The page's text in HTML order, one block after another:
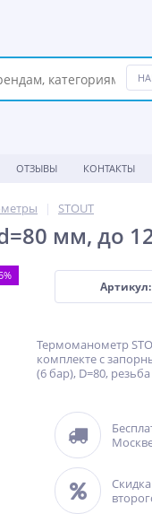
ОТЗЫВЫ КОНТАКТЫ
STOUT
мм, до
Артикул:
Термоманометр
комплекте с
(6 бар), D=80,